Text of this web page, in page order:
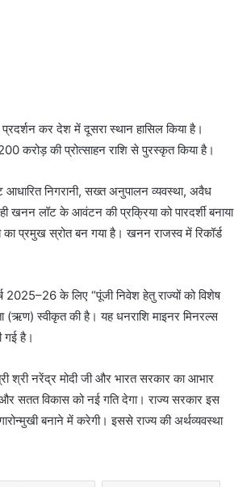
कर देश में दूसरा स्थान हासिल किया है।
करोड़ की प्रोत्साहन राशि से पुरस्कृत किया है।
निगरानी, सख्त अनुपालन व्यवस्था, अवैध
लॉट के आवंटन की प्रक्रिया को पारदर्शी बनाया
प्रमुख स्रोत बन गया है। खनन राजस्व में रिकॉर्ड
2025–26 के लिए “पूंजी निवेश हेतु राज्यों को विशेष
(ऋण) स्वीकृत की है। यह धनराशि माइनर मिनरल्स
गई है।
श्री नरेंद्र मोदी जी और भारत सरकार का आभार
सतत विकास को नई गति देगा। राज्य सरकार इस
बनाने में करेगी। इससे राज्य की अर्थव्यवस्था